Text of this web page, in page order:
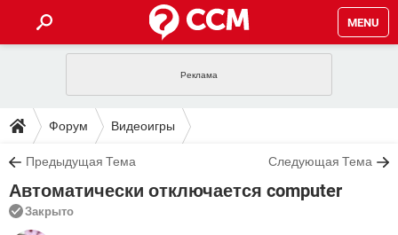
MENU
INSTAGRAM
ИГРЫ WINDOWS 10
ВКОНТАКТЕ ВИДЕО
GOOGLE
ПОЛЕЗНЫЕ СОВЕТЫ
TIKTOK
FACEBOOK
ЗАГРУЗКИ
TIKTOK TELEGRAM
WHATSAPP
ФОРУМ
Форум Видеоигры
Предыдущая Тема Следующая Тема
Автоматически отключается computer
Закрыто